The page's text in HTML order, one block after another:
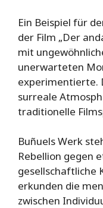
Ein Beispiel für
der Film „Der
mit
unerwarteten
experimentierte.
surreale
traditionelle
Buñuels Werk
Rebellion gegen
gesellschaftliche
erkunden die
zwischen